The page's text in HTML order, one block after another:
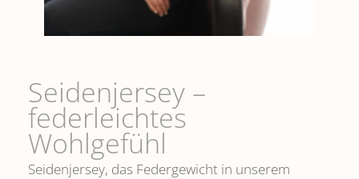
Seidenjersey –
federleichtes
Wohlgefühl
Seidenjersey, das Federgewicht in unserem